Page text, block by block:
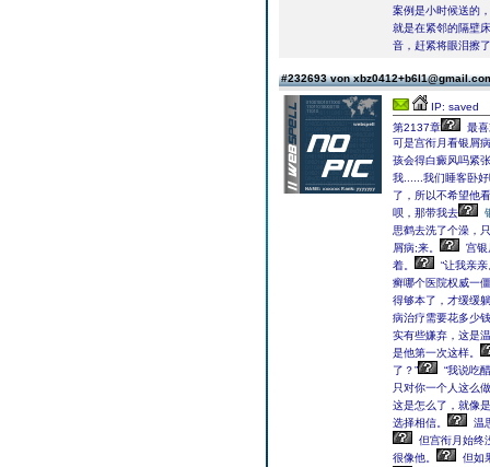
案例是小时候送的
就是在紧邻的隔壁
音，赶紧将眼泪擦
#232693 von
IP: saved
第2137章
最
可是宫衔月看银屑
孩会得白癜风吗紧
我......我们睡客卧好
了，所以不希望他
呗，那带我去
思鹤去洗了个澡，
屑病;来。
宫银
着。
“让我亲亲
癣哪个医院权威一
得够本了，才缓缓
病治疗需要花多少
实有些嫌弃，这是
是他第一次这样。
了？”
“我说吃
只对你一个人这么
这是怎么了，就像
选择相信。
温
但宫衔月始终
很像他。
但如